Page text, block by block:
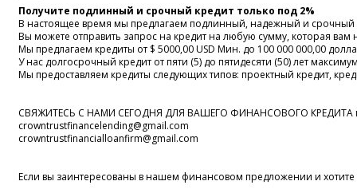
Получите подлинный и срочный кредит только под 2%
В настоящее время мы предлагаем подлинный, надежный и срочный
Вы можете отправить запрос на кредит на любую сумму, которая вам
Мы предлагаем кредиты от $ 5000,00 USD Мин. до 100 000 000,00
У нас долгосрочный кредит от пяти (5) до пятидесяти (50) лет
Мы предоставляем кредиты следующих типов: проектный кредит,
СВЯЖИТЕСЬ С НАМИ СЕГОДНЯ ДЛЯ ВАШЕГО ФИНАНСОВОГО КРЕДИТА
crowntrustfinancelending@gmail.com
crowntrustfinancialloanfirm@gmail.com
Если вы заинтересованы в нашем финансовом предложении и хотите